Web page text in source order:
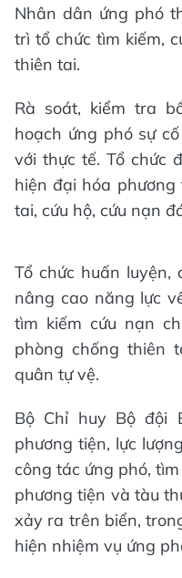
Nhân dân ứng phó
trì tổ chức tìm kiếm,
thiên tai.
Rà soát, kiểm tra
hoạch ứng phó sự
với thực tế. Tổ chức
hiện đại hóa
tai, cứu hộ, cứu nạn
Tổ chức huấn
nâng cao năng lực
tìm kiếm cứu nạn
phòng chống thiên
quân tự vệ.
Bộ Chỉ huy Bộ đội
phương tiện, lực
công tác ứng phó,
phương tiện và tàu
xảy ra trên biển,
hiện nhiệm vụ ứng